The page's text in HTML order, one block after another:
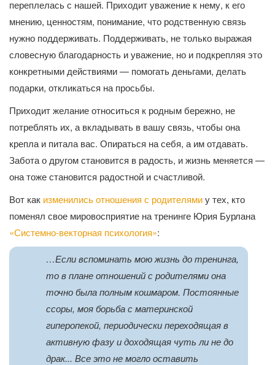
переплелась с нашей. Приходит уважение к нему, к его
мнению, ценностям, понимание, что родственную связь
нужно поддерживать. Поддерживать, не только выражая
словесную благодарность и уважение, но и подкрепляя это
конкретными действиями — помогать деньгами, делать
подарки, откликаться на просьбы.
Приходит желание относиться к родным бережно, не
потреблять их, а вкладывать в вашу связь, чтобы она
крепла и питала вас. Опираться на себя, а им отдавать.
Забота о другом становится в радость, и жизнь меняется —
она тоже становится радостной и счастливой.
Вот как изменились отношения с родителямиу тех, кто
поменял свое мировосприятие на тренинге Юрия Бурлана
«Системно-векторная психология»:
…Если вспоминать мою жизнь до тренинга,
то в плане отношений с родителями она
точно была полным кошмаром. Постоянные
ссоры, моя борьба с материнской
гиперопекой, периодически переходящая в
активную фазу и доходящая чуть ли не до
драк... Все это не могло оставить